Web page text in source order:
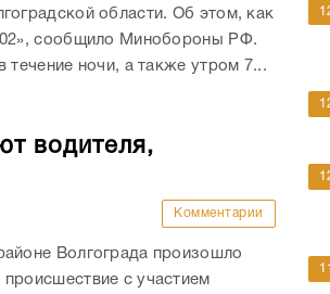
области. Об этом, как
сообщило Минобороны РФ.
течение ночи, а также утром 7...
водителя,
Комментарии
Волгограда произошло
с участием